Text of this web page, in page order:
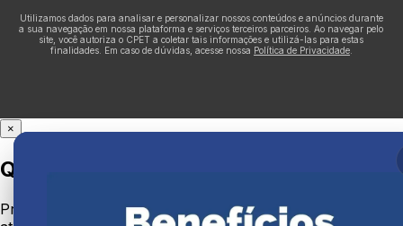
Utilizamos dados para analisar e personalizar nossos conteúdos e anúncios durante
a sua navegação em nossa plataforma e serviços terceiros parceiros. Ao navegar pelo
site, você autoriza o CPET a coletar tais informações e utilizá-las para estas
finalidades. Em caso de dúvidas, acesse nossa Política de Privacidade
×
Quer falar com a gente no WhatsApp?
Preencha rapidinho seus dados para que possamos te